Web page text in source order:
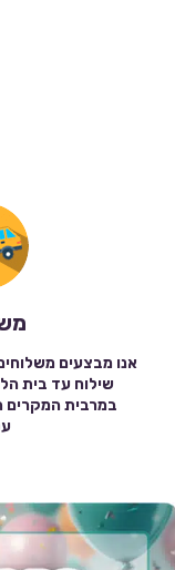
אנו מבצעים